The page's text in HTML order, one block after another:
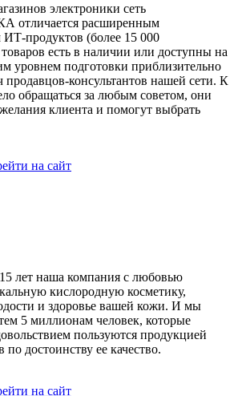
электроники сеть
расширенным
ИТ-продуктов (более 15 000
есть в наличии или доступны на
уровнем подготовки приблизительно
продавцов-консультантов нашей сети. К
обращаться за любым советом, они
клиента и помогут выбрать
на сайт
лет наша компания с любовью
кислородную косметику,
и здоровье вашей кожи. И мы
5 миллионам человек, которые
пользуются продукцией
по достоинству ее качество.
на сайт